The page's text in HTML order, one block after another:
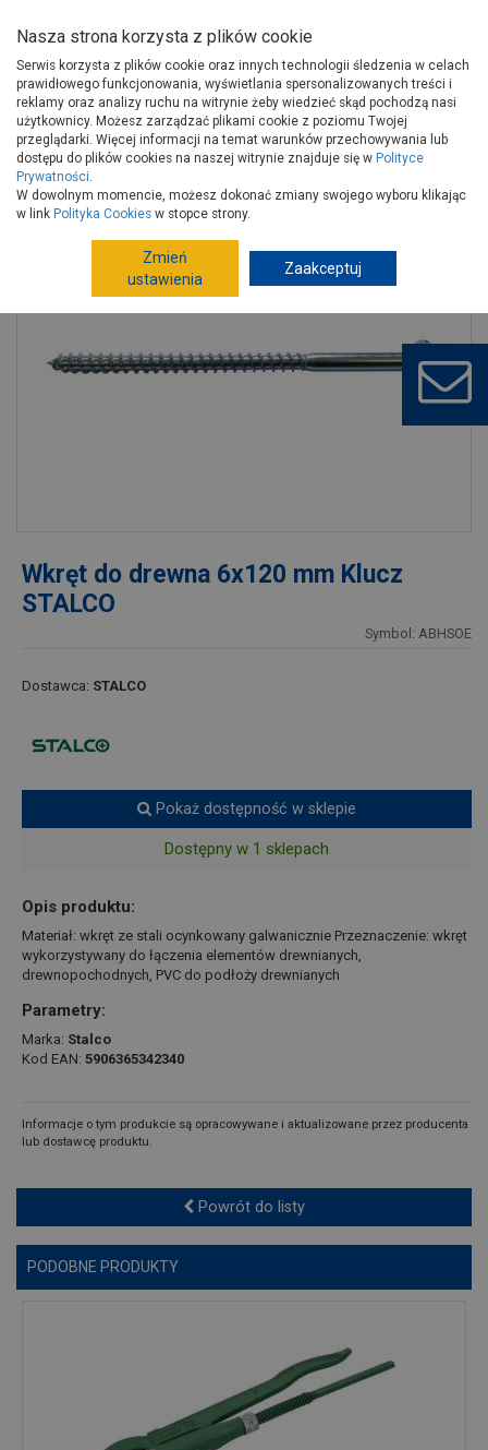
Strona główna Narzędzia
Technika mocowań
Technika mocowań konfekcjonowana
Wkręty
Wkręt do drewna 6x120 mm Klucz STALCO
Wkręt do drewna 6x120 mm Klucz
STALCO
Symbol: ABHSOE
Dostawca: STALCO
Pokaż dostępność w sklepie
Dostępny w 1 sklepach
Opis produktu:
Materiał: wkręt ze stali ocynkowany galwanicznie Przeznaczenie: wkręt
wykorzystywany do łączenia elementów drewnianych,
drewnopochodnych, PVC do podłoży drewnianych
Parametry:
Marka: Stalco
Kod EAN: 5906365342340
Informacje o tym produkcie są opracowywane i aktualizowane przez producenta
lub dostawcę produktu.
Powrót do listy
PODOBNE PRODUKTY
Nasza strona korzysta z plików cookie
Serwis korzysta z plików cookie oraz innych technologii śledzenia w celach
prawidłowego funkcjonowania, wyświetlania spersonalizowanych treści i
reklamy oraz analizy ruchu na witrynie żeby wiedzieć skąd pochodzą nasi
użytkownicy. Możesz zarządzać plikami cookie z poziomu Twojej
przeglądarki. Więcej informacji na temat warunków przechowywania lub
dostępu do plików cookies na naszej witrynie znajduje się w Polityce
Prywatności.
W dowolnym momencie, możesz dokonać zmiany swojego wyboru klikając
w link Polityka Cookies w stopce strony.
Zmień
ustawienia
Zaakceptuj